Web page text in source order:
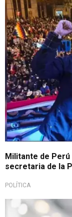
Militante de
secretaria de la
POLÍTICA